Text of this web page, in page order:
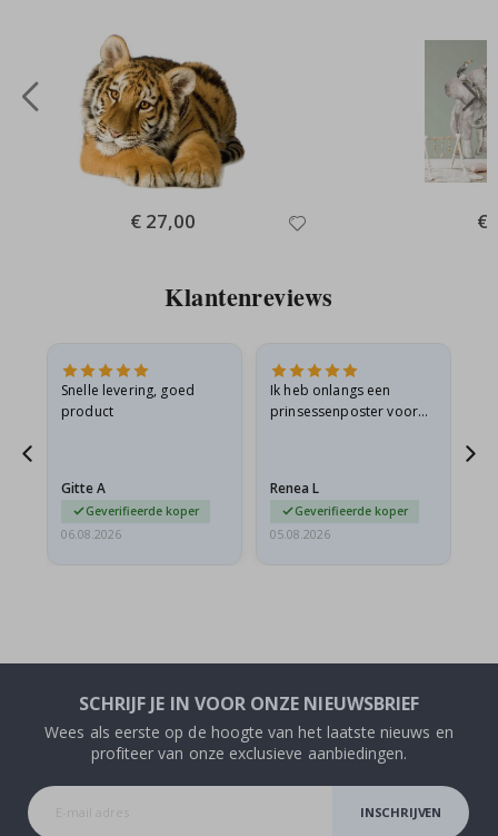
Special
Price
€ 27,00 €
Klantenreviews
Snelle levering, goed
product
Gitte A
Geverifieerde koper
06.08.2026
Ik heb onlangs een
prinsessenposter voor
licht…
Renea L
Geverifieerde koper
05.08.2026
SCHRIJF JE IN VOOR ONZE NIEUWSBRIEF
Wees als eerste op de hoogte van het laatste nieuws en
profiteer van onze exclusieve aanbiedingen.
INSCHRIJVEN